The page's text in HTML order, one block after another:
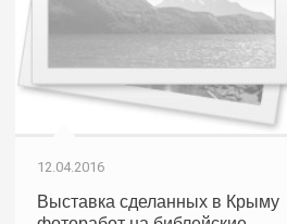
12.04.2016
Выставка сделанных в Крыму